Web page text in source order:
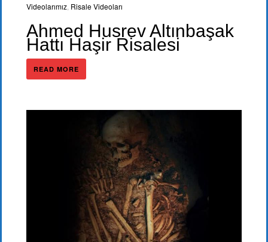
Videolarımız Risale Videoları
Ahmed Husrev Altınbaşak
Hattı Haşir Risalesi
READ MORE